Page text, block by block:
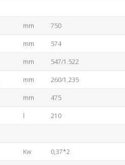
mm 750
mm 574
mm 547/1.522
mm 260/1.235
mm 475
l 210
Kw 0,37*2